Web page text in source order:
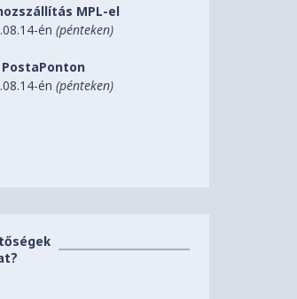
MPL-el
én (pénteken)
PostaPonton
én (pénteken)